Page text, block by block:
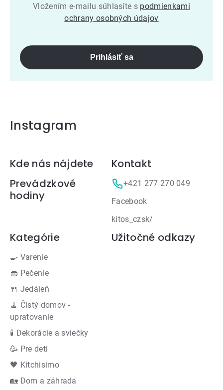
Vložením e-mailu súhlasíte s podmienkami
ochrany osobných údajov
Prihlásiť sa
Instagram
Zápätie
Kde nás nájdete
Prevádzkové
hodiny
Kontakt
+421 277 270 049
Facebook
kitos_czsk/
Kategórie
🍳 Varenie
🧁 Pečenie
🍴 Jedáleň
🧹 Čistý domov -
upratovanie
🕯 Dekorácie a sviečky
🥳 Pre deti
🖤 Kitchisimo
🏡 Dom a záhrada
Užitočné odkazy